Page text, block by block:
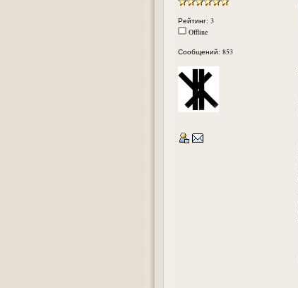
Рейтинг: 3
Offline
Сообщений: 853